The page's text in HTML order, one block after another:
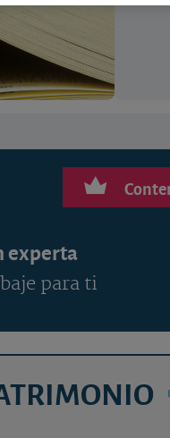
experta
para ti